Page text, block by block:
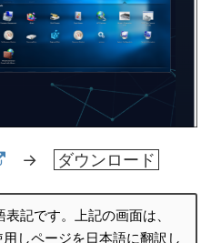
→ ダウンロード
記です。上記の画面は、
しページを日本語に翻訳し